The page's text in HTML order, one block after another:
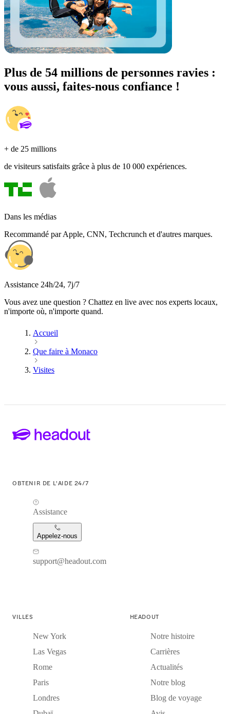
Plus de 54 millions de personnes ravies :
vous aussi, faites-nous confiance !
+ de 25 millions
de visiteurs satisfaits grâce à plus de 10 000 expériences.
Dans les médias
Recommandé par Apple, CNN, Techcrunch et d'autres marques.
Assistance 24h/24, 7j/7
Vous avez une question ? Chattez en live avec nos experts locaux,
n'importe où, n'importe quand.
Accueil
Que faire à Monaco
Visites
OBTENIR DE L'AIDE 24/7
Assistance
Appelez-nous
support@headout.com
VILLES
New York
Las Vegas
Rome
Paris
Londres
HEADOUT
Notre histoire
Carrières
Actualités
Notre blog
Blog de voyage